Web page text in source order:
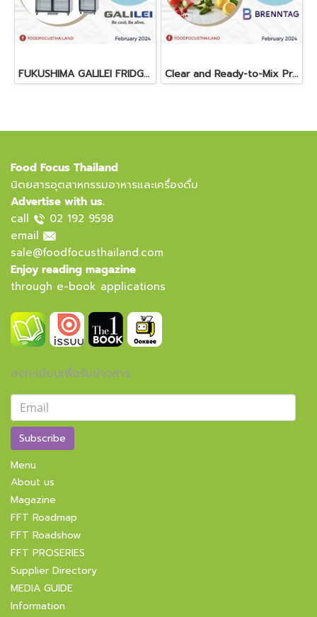
FUKUSHIMA GALILEI FRIDGE GLASS DOOR FREEZER Clear and Ready-to-Mix Protein Shakes
Food Focus Thailand
นิตยสารอุตสาหกรรมอาหารและเครื่องดื่ม
Advertise with us.
call
02 192 9598
email
sale@foodfocusthailand.com
Enjoy reading magazine
through e-book applications
ลงทะเบียนเพื่อรับข่าวสาร
Subscribe
Menu
About us
Magazine
FFT Roadmap
FFT Roadshow
FFT PROSERIES
Supplier Directory
MEDIA GUIDE
Information